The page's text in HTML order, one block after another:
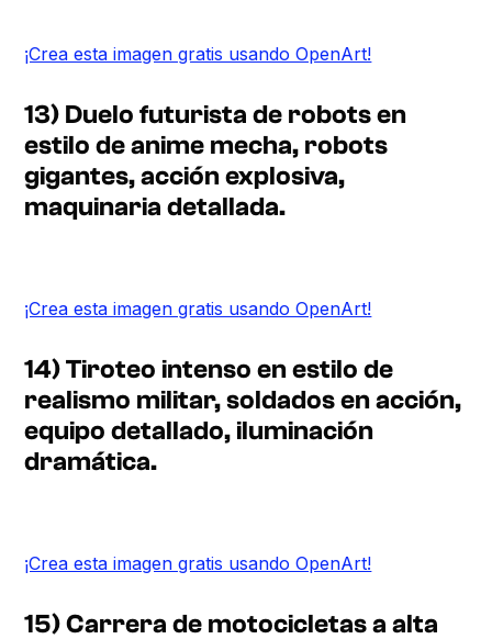
¡Crea esta imagen gratis usando OpenArt!
13) Duelo futurista de robots en
estilo de anime mecha, robots
gigantes, acción explosiva,
maquinaria detallada.
¡Crea esta imagen gratis usando OpenArt!
14) Tiroteo intenso en estilo de
realismo militar, soldados en acción,
equipo detallado, iluminación
dramática.
¡Crea esta imagen gratis usando OpenArt!
15) Carrera de motocicletas a alta